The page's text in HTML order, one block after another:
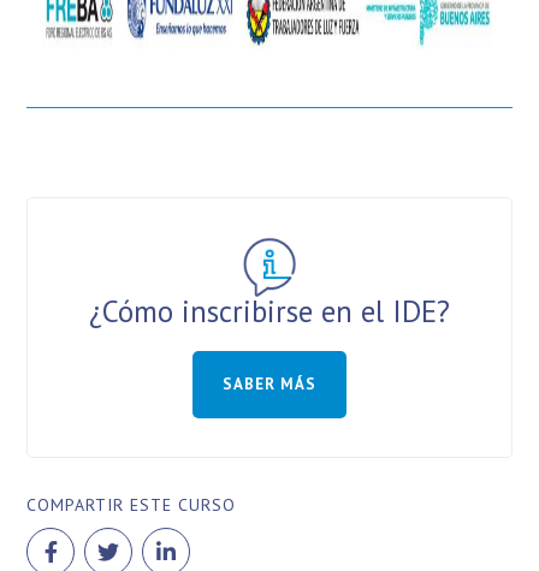
¿Cómo inscribirse en el IDE?
SABER MÁS
COMPARTIR ESTE CURSO